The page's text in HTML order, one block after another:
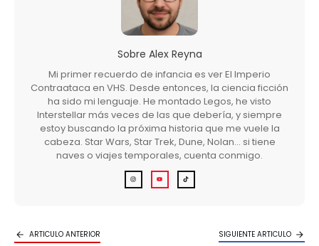
Sobre Alex Reyna
Mi primer recuerdo de infancia es ver El Imperio
Contraataca en VHS. Desde entonces, la ciencia ficción
ha sido mi lenguaje. He montado Legos, he visto
Interstellar más veces de las que debería, y siempre
estoy buscando la próxima historia que me vuele la
cabeza. Star Wars, Star Trek, Dune, Nolan… si tiene
naves o viajes temporales, cuenta conmigo.
ARTICULO ANTERIOR SIGUIENTE ARTICULO